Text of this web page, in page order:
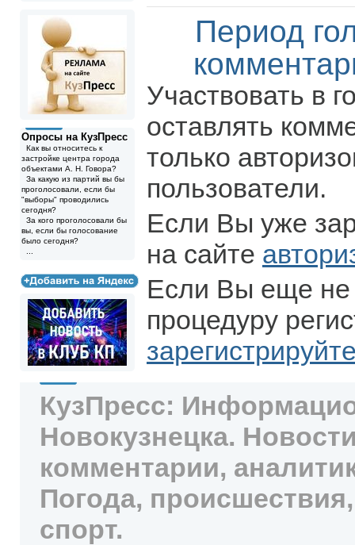
Опросы на КузПресс
Как вы относитесь к
застройке центра города
объектами А. Н. Говора?
За какую из партий вы бы
проголосовали, если бы
"выборы" проводились
сегодня?
За кого проголосовали бы
вы, если бы голосование
было сегодня?
Период
Участвовать в
оставлять
только
пользователи.
Если Вы уже
на сайте
Если Вы еще не
процедуру
КузПресс:
Новокузнецка.
комментарии,
Погода,
спорт.